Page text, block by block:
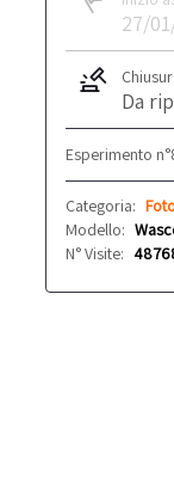
27/
Da
Esperimento
Categoria:
Modello:
N° Visite: